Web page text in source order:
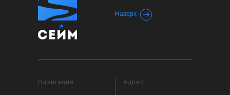
Наверх
Навигация Адрес